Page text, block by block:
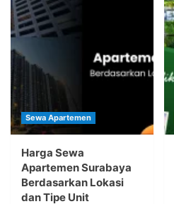
Sewa Apartemen
Harga Sewa
Apartemen Surabaya
Berdasarkan Lokasi
dan Tipe Unit